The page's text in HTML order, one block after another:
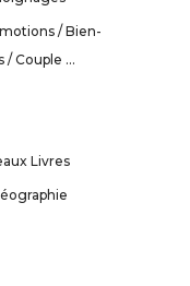
/ Bien-
Couple ...
Livres